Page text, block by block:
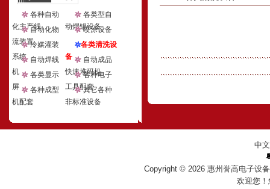
各种自动
化主产线
各类型自
动焊锡设备
自动化物
流装置
喷涂设备
冷媒灌装
系统
各类清洗设
备
自动焊线
机
自动成品
快速堆码机
各类显示
屏
各种电子
工具配套
各种成型
机配套
其它各种
非标准设备
中
Copyright © 2026惠州誉高电子设
欢迎您！